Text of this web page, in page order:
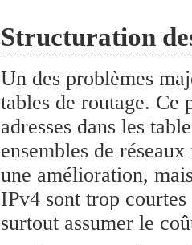
Structuration
Un des problèmes
tables de routage. Ce
adresses dans les
ensembles de
une amélioration,
IPv4 sont trop
surtout assumer le